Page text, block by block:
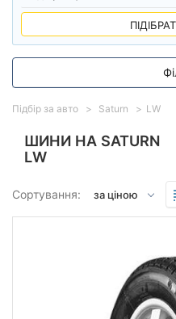
ШИНИ НА SATURN
LW
Сортування:
Підбір за авто Saturn LW
Діапазон цін
від